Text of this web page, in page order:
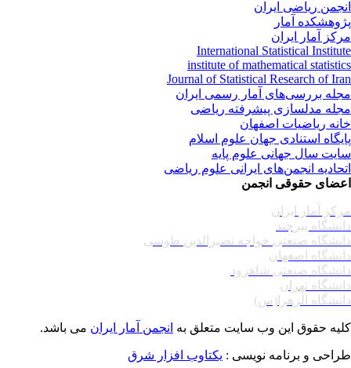
ریاضی ایران
آمار
آمار ایران
International Statistical
institute of mathematical
Journal of Statistical Research of
بررسی‌های آمار رسمی ایران
مدلسازی پیشرفته ریاضی
ریاضیات اصفهان
استنادی جهان علوم اسلام
سال جهانی علوم پایه
انجمن‌های ایرانی علوم ریاضی
حقوقی انجمن
آمار ایران
بیرجند
صنعتی خواجه نصیرالدین طوسی
اصفهان
صنعتی شاهرود
تهران
الزهرا(س)
حقوق این وب سایت متعلق بهانجمن آمار ایرانمی باشد.
و برنامه نویسی : یکتاوب افزار شرق